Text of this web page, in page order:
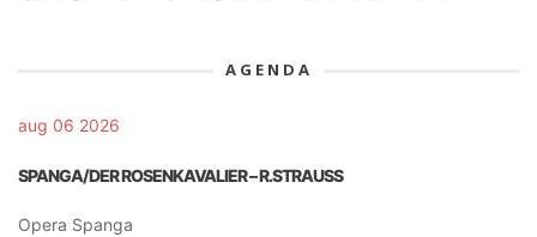
AGENDA
aug 06 2026
SPANGA/DER ROSENKAVALIER – R.STRAUSS
Opera Spanga